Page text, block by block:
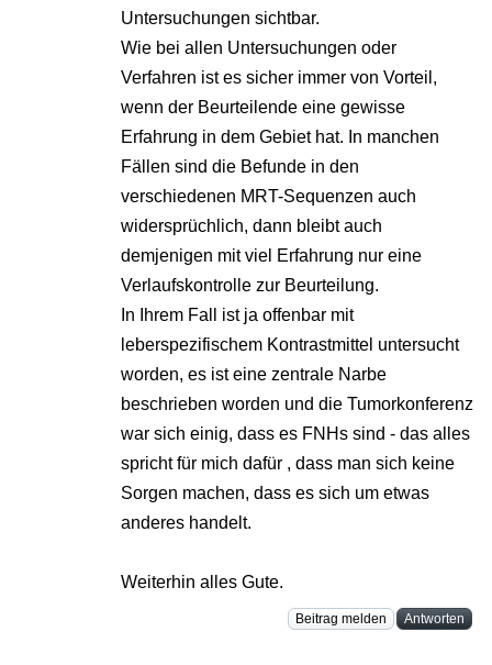
Untersuchungen sichtbar.
Wie bei allen Untersuchungen oder
Verfahren ist es sicher immer von Vorteil,
wenn der Beurteilende eine gewisse
Erfahrung in dem Gebiet hat. In manchen
Fällen sind die Befunde in den
verschiedenen MRT-Sequenzen auch
widersprüchlich, dann bleibt auch
demjenigen mit viel Erfahrung nur eine
Verlaufskontrolle zur Beurteilung.
In Ihrem Fall ist ja offenbar mit
leberspezifischem Kontrastmittel untersucht
worden, es ist eine zentrale Narbe
beschrieben worden und die Tumorkonferenz
war sich einig, dass es FNHs sind - das alles
spricht für mich dafür , dass man sich keine
Sorgen machen, dass es sich um etwas
anderes handelt.
Weiterhin alles Gute.
Beitrag melden Antworten